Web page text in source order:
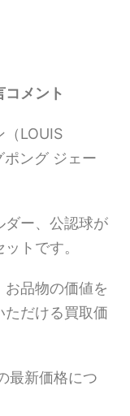
メント
（LOUIS
ング ジェー
ダー、公認球が
トです。
品物の価値を
ただける買取価
最新価格につ